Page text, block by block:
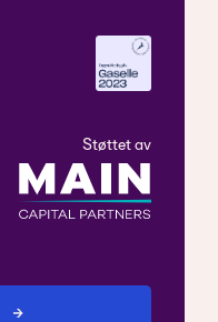
Støttet av